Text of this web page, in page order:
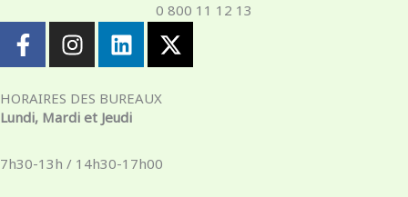
0 800 11 12 13
F
a
c
e
b
o
I
n
s
t
a
r
L
i
n
k
e
i
X
-
t
HORAIRES DES BUREAUX
Lundi, Mardi et Jeudi
7h30-13h / 14h30-17h00